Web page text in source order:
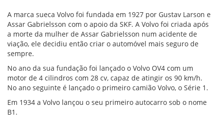
A marca sueca Volvo foi fundada em 1927 por Gustav Larson e
Assar Gabrielsson com o apoio da SKF. A Volvo foi criada após
a morte da mulher de Assar Gabrielsson num acidente de
viação, ele decidiu então criar o automóvel mais seguro de
sempre.
No ano da sua fundação foi lançado o Volvo OV4 com um
motor de 4 cilindros com 28 cv, capaz de atingir os 90 km/h.
No ano seguinte é lançado o primeiro camião Volvo, o Série 1.
Em 1934 a Volvo lançou o seu primeiro autocarro sob o nome
B1.